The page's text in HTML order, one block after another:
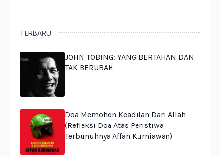
TERBARU
JOHN TOBING: YANG BERTAHAN DAN
TAK BERUBAH
Doa Memohon Keadilan Dari Allah
(Refleksi Doa Atas Peristiwa
Terbunuhnya Affan Kurniawan)